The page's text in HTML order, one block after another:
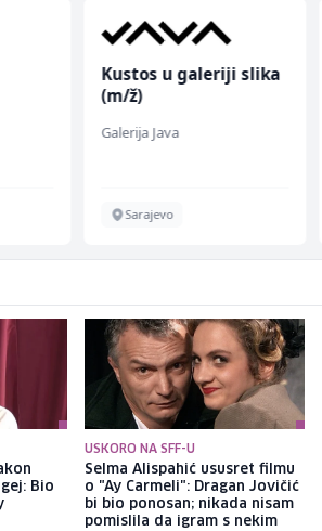
Kustos u galeriji slika
(m/ž)
Galerija Java
Sarajevo
Bio
USKORO NA SFF-U
Selma Alispahić ususret filmu
o "Ay Carmeli": Dragan Jovičić
bi bio ponosan; nikada nisam
pomislila da igram s nekim